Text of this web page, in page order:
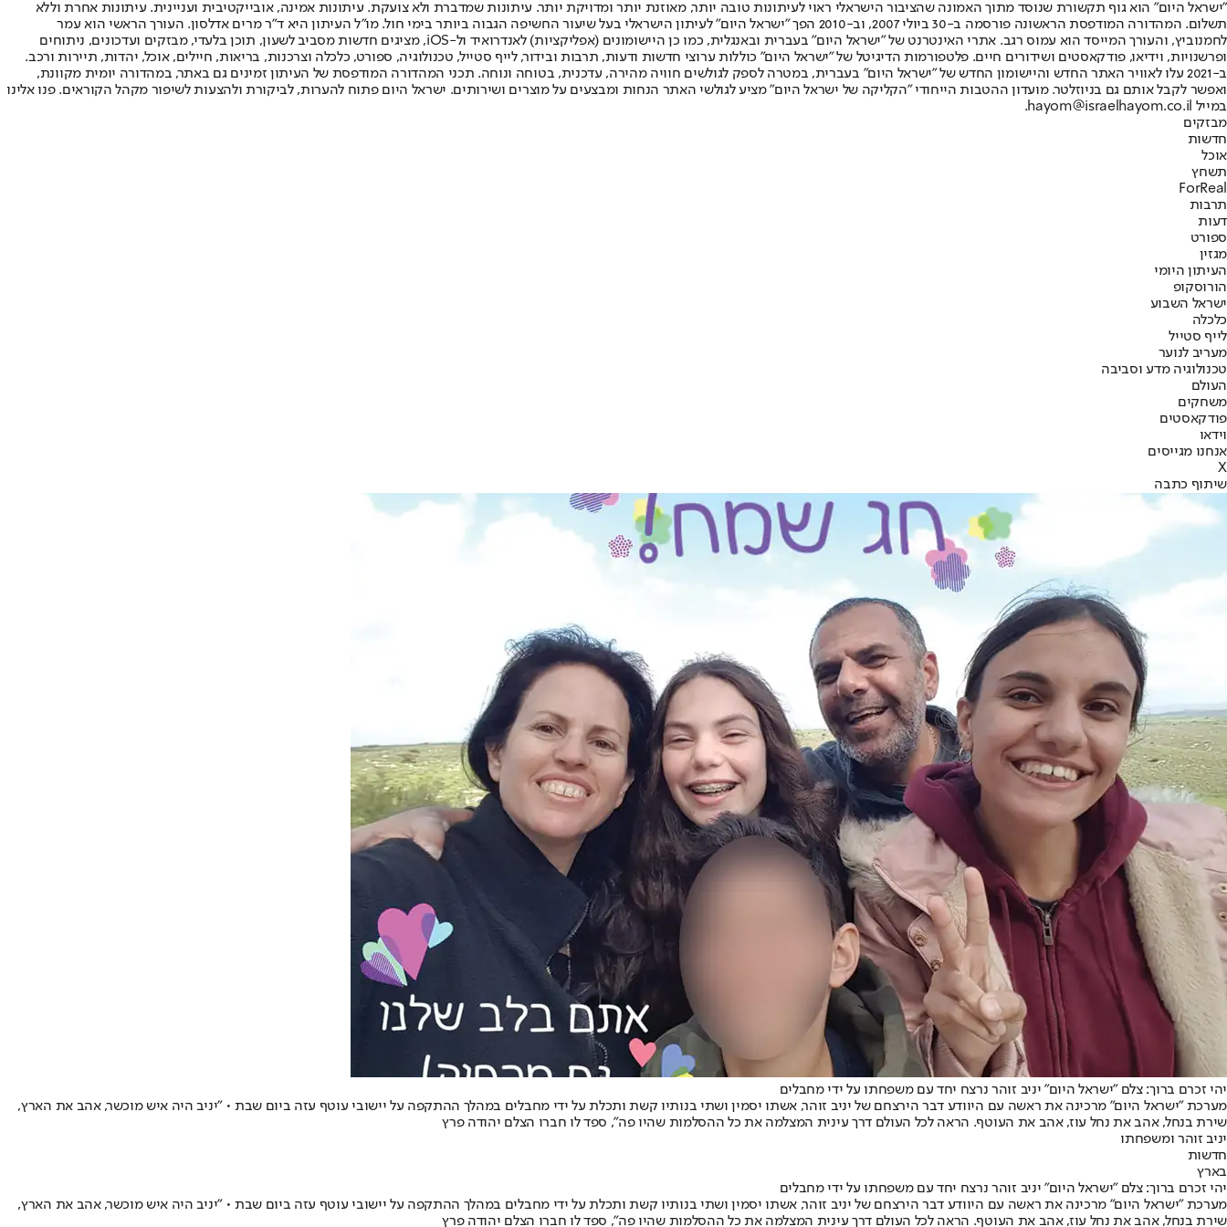
"ישראל היום" הוא גוף תקשורת שנוסד מתוך האמונה שהציבור הישראלי ראוי לעיתונות טובה יותר, מאוזנת יותר ומדויקת יותר. עיתונות שמדברת ולא צועקת. עיתונות אמינה, אובייקטיבית ועניינית. עיתונות אחרת וללא
תשלום. המהדורה המודפסת הראשונה פורסמה ב-30 ביולי 2007, וב-2010 הפך "ישראל היום" לעיתון הישראלי בעל שיעור החשיפה הגבוה ביותר בימי חול. מו"ל העיתון היא ד"ר מרים אדלסון. העורך הראשי הוא עמר
לחמנוביץ, והעורך המייסד הוא עמוס רגב. אתרי האינטרנט של "ישראל היום" בעברית ובאנגלית, כמו כן היישומונים (אפליקציות) לאנדרואיד ול-iOS, מציגים חדשות מסביב לשעון, תוכן בלעדי, מבזקים ועדכונים, ניתוחים
ופרשנויות, וידיאו, פודקאסטים ושידורים חיים. פלטפורמות הדיגיטל של "ישראל היום" כוללות ערוצי חדשות ודעות, תרבות ובידור, לייף סטייל, טכנולוגיה, ספורט, כלכלה וצרכנות, בריאות, חיילים, אוכל, יהדות, תיירות ורכב.
ב-2021 עלו לאוויר האתר החדש והיישומון החדש של "ישראל היום" בעברית, במטרה לספק לגולשים חוויה מהירה, עדכנית, בטוחה ונוחה. תכני המהדורה המודפסת של העיתון זמינים גם באתר, במהדורה יומית מקוונת,
ואפשר לקבל אותם גם בניוזלטר. מועדון ההטבות הייחודי "הקליקה של ישראל היום" מציע לגולשי האתר הנחות ומבצעים על מוצרים ושירותים. ישראל היום פתוח להערות, לביקורת ולהצעות לשיפור מקהל הקוראים. פנו אלינו
במייל hayom@israelhayom.co.il.
מבזקים
חדשות
אוכל
תשחץ
ForReal
תרבות
דעות
ספורט
מגזין
העיתון היומי
הורוסקופ
ישראל השבוע
כלכלה
לייף סטייל
מעריב לנוער
טכנולוגיה מדע וסביבה
העולם
משחקים
פודקאסטים
וידאו
אנחנו מגייסים
X
שיתוף כתבה
יהי זכרם ברוך: צלם "ישראל היום" יניב זוהר נרצח יחד עם משפחתו על ידי מחבלים
מערכת "ישראל היום" מרכינה את ראשה עם היוודע דבר הירצחם של יניב זוהר, אשתו יסמין ושתי בנותיו קשת ותכלת על ידי מחבלים במהלך ההתקפה על יישובי עוטף עזה ביום שבת • "יניב היה איש מוכשר, אהב את הארץ,
שירת בנחל, אהב את נחל עוז, אהב את העוטף. הראה לכל העולם דרך עינית המצלמה את כל ההסלמות שהיו פה", ספד לו חברו הצלם יהודה פרץ
יניב זוהר ומשפחתו
חדשות
בארץ
יהי זכרם ברוך: צלם "ישראל היום" יניב זוהר נרצח יחד עם משפחתו על ידי מחבלים
מערכת "ישראל היום" מרכינה את ראשה עם היוודע דבר הירצחם של יניב זוהר, אשתו יסמין ושתי בנותיו קשת ותכלת על ידי מחבלים במהלך ההתקפה על יישובי עוטף עזה ביום שבת • "יניב היה איש מוכשר, אהב את הארץ,
שירת בנחל, אהב את נחל עוז, אהב את העוטף. הראה לכל העולם דרך עינית המצלמה את כל ההסלמות שהיו פה", ספד לו חברו הצלם יהודה פרץ